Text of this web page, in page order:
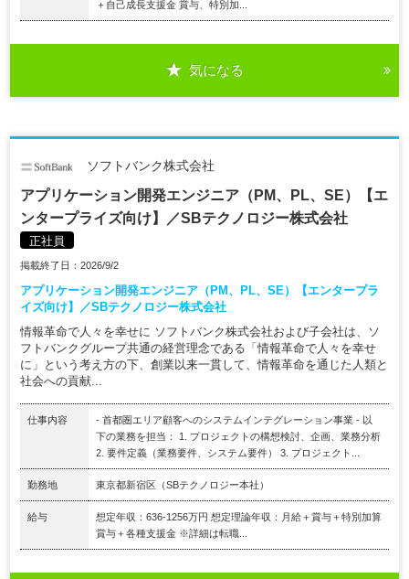
＋自己成長支援金 賞与、特別加...
気になる
ソフトバンク株式会社
アプリケーション開発エンジニア（PM、PL、SE）【エ
ンタープライズ向け】／SBテクノロジー株式会社
正社員
掲載終了日：2026/9/2
アプリケーション開発エンジニア（PM、PL、SE）【エンタープラ
イズ向け】／SBテクノロジー株式会社
情報革命で人々を幸せに ソフトバンク株式会社および子会社は、ソ
フトバンクグループ共通の経営理念である「情報革命で人々を幸せ
に」という考え方の下、創業以来一貫して、情報革命を通じた人類と
社会への貢献...
仕事内容
- 首都圏エリア顧客へのシステムインテグレーション事業 - 以
下の業務を担当： 1. プロジェクトの構想検討、企画、業務分析
2. 要件定義（業務要件、システム要件） 3. プロジェクト...
勤務地 東京都新宿区（SBテクノロジー本社）
給与
想定年収：636-1256万円 想定理論年収：月給＋賞与＋特別加算
賞与＋各種支援金 ※詳細は転職...